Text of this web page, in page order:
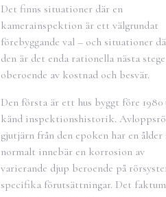
Det finns situationer där en
kamerainspektion är ett välgrundat
förebyggande val – och situationer
den är det enda rationella nästa
oberoende av kostnad och besvär.
Den första är ett hus byggt före 1980
känd inspektionshistorik.
gjutjärn från den epoken har en ålder
normalt innebär en korrosion av
varierande djup beroende på
specifika förutsättningar. Det